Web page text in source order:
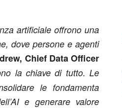
artificiale offrono una
, dove persone e agenti
Chief Data Officer
la chiave di tutto. Le
le fondamenta
e generare valore